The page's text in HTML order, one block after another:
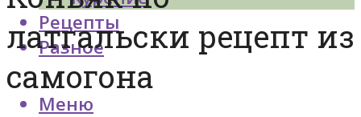
Рецепты
Разное
Меню
латгальски рецепт из
самогона